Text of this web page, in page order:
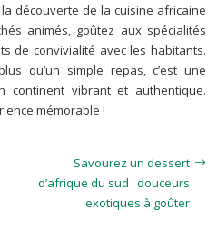
découverte de la cuisine africaine
animés, goûtez aux spécialités
de convivialité avec les habitants.
qu’un simple repas, c’est une
continent vibrant et authentique.
mémorable !
Savourez un dessert
d’afrique du sud : douceurs
exotiques à goûter